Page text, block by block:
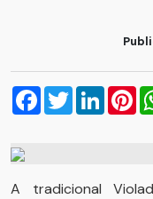
Facebook
Twitter
A tradicional